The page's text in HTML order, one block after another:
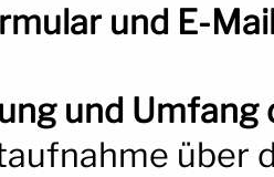
und E-
und
über